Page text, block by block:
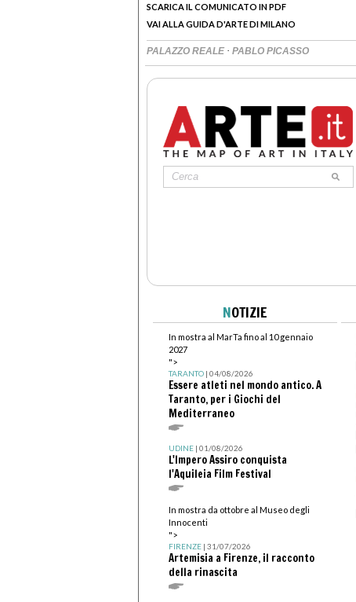
SCARICA IL COMUNICATO IN PDF
VAI ALLA GUIDA D'ARTE DI MILANO
PALAZZO REALE · PABLO PICASSO
NOTIZIE
In mostra al MarTa fino al 10 gennaio
2027
">
TARANTO| 04/08/2026
Essere atleti nel mondo antico. A
Taranto, per i Giochi del
Mediterraneo
UDINE| 01/08/2026
L'Impero Assiro conquista
l'Aquileia Film Festival
In mostra da ottobre al Museo degli
Innocenti
">
FIRENZE| 31/07/2026
Artemisia a Firenze, il racconto
della rinascita